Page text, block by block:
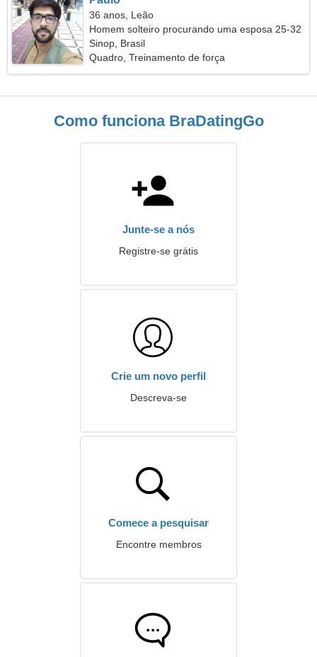
36 anos, Leão
Homem solteiro procurando uma esposa 25-32
Sinop, Brasil
Quadro, Treinamento de força
Como funciona BraDatingGo
Junte-se a nós
Registre-se grátis
Crie um novo perfil
Descreva-se
Comece a pesquisar
Encontre membros